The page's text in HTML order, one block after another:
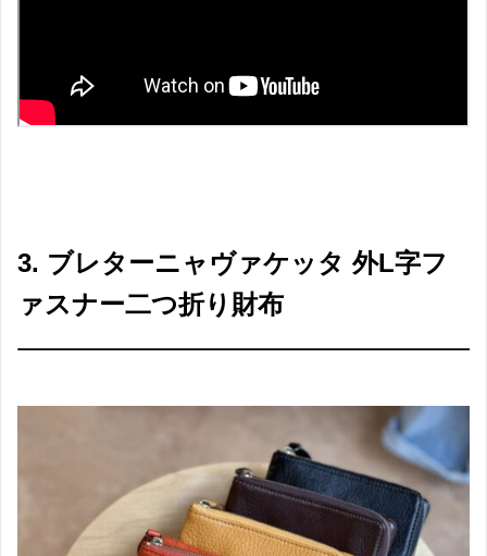
3. ブレターニャヴァケッタ 外L字フ
ァスナー二つ折り財布